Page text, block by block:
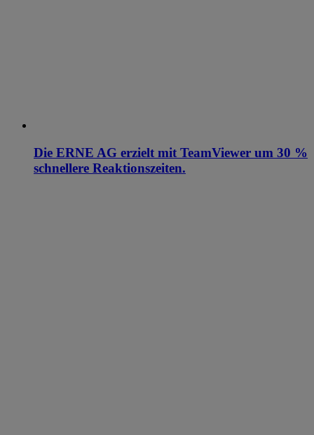
Die ERNE AG erzielt mit TeamViewer um 30 %
schnellere Reaktionszeiten.